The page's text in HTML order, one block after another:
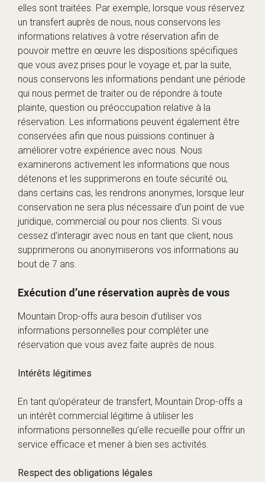
elles sont traitées. Par exemple, lorsque vous réservez
un transfert auprès de nous, nous conservons les
informations relatives à votre réservation afin de
pouvoir mettre en œuvre les dispositions spécifiques
que vous avez prises pour le voyage et, par la suite,
nous conservons les informations pendant une période
qui nous permet de traiter ou de répondre à toute
plainte, question ou préoccupation relative à la
réservation. Les informations peuvent également être
conservées afin que nous puissions continuer à
améliorer votre expérience avec nous. Nous
examinerons activement les informations que nous
détenons et les supprimerons en toute sécurité ou,
dans certains cas, les rendrons anonymes, lorsque leur
conservation ne sera plus nécessaire d’un point de vue
juridique, commercial ou pour nos clients. Si vous
cessez d’interagir avec nous en tant que client, nous
supprimerons ou anonymiserons vos informations au
bout de 7 ans.
Exécution d’une réservation auprès de vous
Mountain Drop-offs aura besoin d’utiliser vos
informations personnelles pour compléter une
réservation que vous avez faite auprès de nous.
Intérêts légitimes
En tant qu’opérateur de transfert, Mountain Drop-offs a
un intérêt commercial légitime à utiliser les
informations personnelles qu’elle recueille pour offrir un
service efficace et mener à bien ses activités.
Respect des obligations légales